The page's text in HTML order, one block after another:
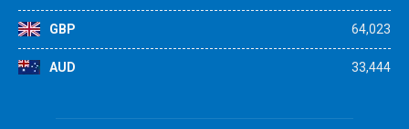
GBP 64,023
AUD 33,444